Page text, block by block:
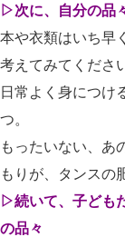
▷次に、自分の品
本や衣類はいち早
考えてみてくださ
日常よく身につけ
つ。
もったいない、あ
もりが、タンスの
▷続いて、子ども
の品々